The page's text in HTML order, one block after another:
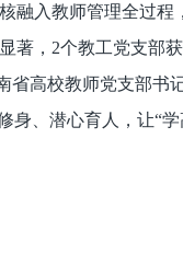
融入教师管理全过程
著，2个教工党支部
省高校教师党支部书
身、潜心育人，让“